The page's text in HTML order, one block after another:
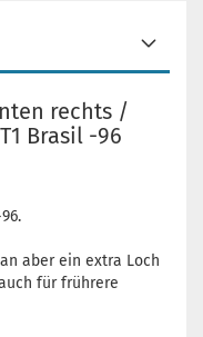
rechts /
Brasil -96
aber ein extra Loch
für frührere